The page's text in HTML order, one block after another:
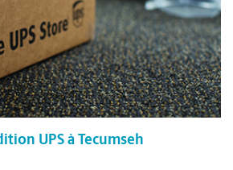
UPS à Tecumseh